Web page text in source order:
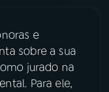
e
sobre a sua
jurado na
Para ele,